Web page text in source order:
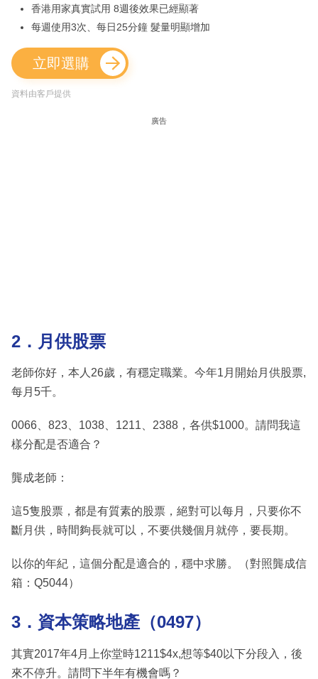
香港用家真實試用 8週後效果已經顯著
每週使用3次、每日25分鐘 髮量明顯增加
立即選購
資料由客戶提供
廣告
2．月供股票
老師你好，本人26歲，有穩定職業。今年1月開始月供股票,
每月5千。
0066、823、1038、1211、2388，各供$1000。請問我這
樣分配是否適合？
龔成老師：
這5隻股票，都是有質素的股票，絕對可以每月，只要你不
斷月供，時間夠長就可以，不要供幾個月就停，要長期。
以你的年紀，這個分配是適合的，穩中求勝。（對照龔成信
箱：Q5044）
3．資本策略地產（0497）
其實2017年4月上你堂時1211$4x,想等$40以下分段入，後
來不停升。請問下半年有機會嗎？